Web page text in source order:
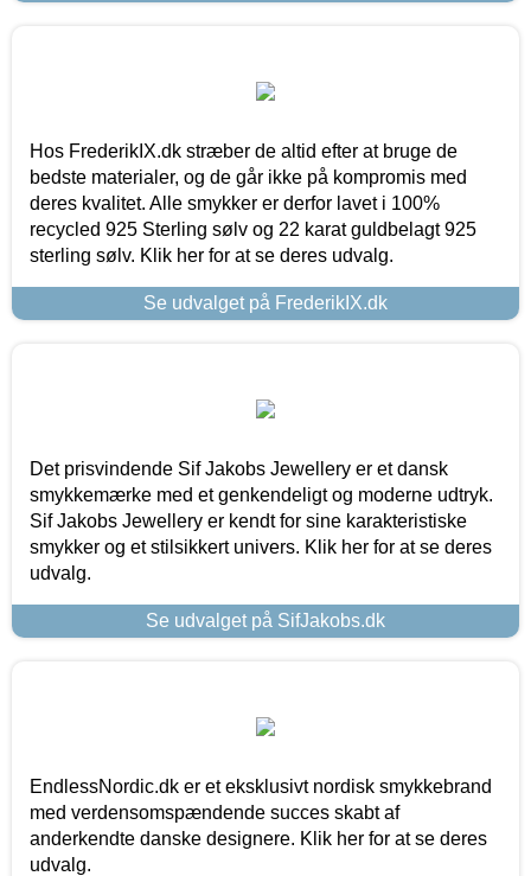
Hos FrederikIX.dk stræber de altid efter at bruge de
bedste materialer, og de går ikke på kompromis med
deres kvalitet. Alle smykker er derfor lavet i 100%
recycled 925 Sterling sølv og 22 karat guldbelagt 925
sterling sølv. Klik her for at se deres udvalg.
Se udvalget på FrederikIX.dk
Det prisvindende Sif Jakobs Jewellery er et dansk
smykkemærke med et genkendeligt og moderne udtryk.
Sif Jakobs Jewellery er kendt for sine karakteristiske
smykker og et stilsikkert univers. Klik her for at se deres
udvalg.
Se udvalget på SifJakobs.dk
EndlessNordic.dk er et eksklusivt nordisk smykkebrand
med verdensomspændende succes skabt af
anderkendte danske designere. Klik her for at se deres
udvalg.